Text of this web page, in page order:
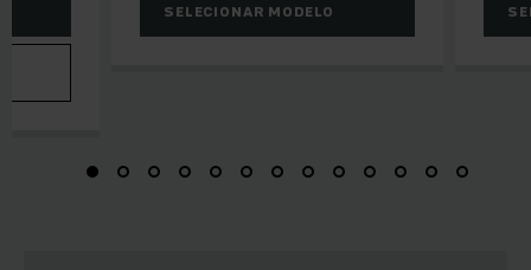
SELECIONAR MODELO